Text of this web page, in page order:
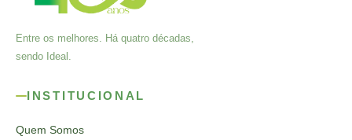
Entre os melhores. Há quatro décadas,
sendo Ideal.
INSTITUCIONAL
Quem Somos